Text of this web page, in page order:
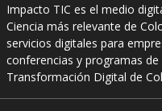
Impacto TIC es el medio
Ciencia más relevante de
servicios digitales para
conferencias y programas
Transformación Digital de